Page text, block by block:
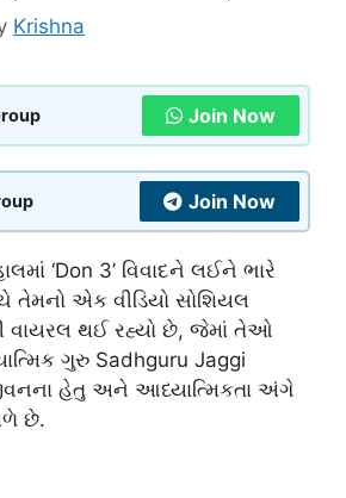
Krishna
Join Now
Join Now
‘Don 3’ વિવાદને લઈને ભારે
તેમનો એક વીડિયો સોશિયલ
વાયરલ થઈ રહ્યો છે, જેમાં તેઓ
ગુરુ Sadhguru Jaggi
હેતુ અને આધ્યાત્મિકતા અંગે
છે.